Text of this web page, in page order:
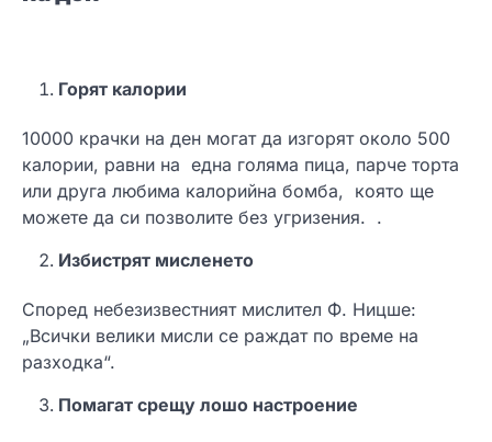
Горят калории
10000 крачки на ден могат да изгорят около 500
калории, равни на една голяма пица, парче торта
или друга любима калорийна бомба, която ще
можете да си позволите без угризения. .
Избистрят мисленето
Според небезизвестният мислител Ф. Ницше:
„Всички велики мисли се раждат по време на
разходка“.
Помагат срещу лошо настроение